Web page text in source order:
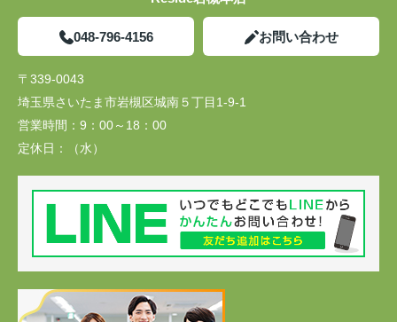
048-796-4156 お問い合わせ
〒339-0043
埼玉県さいたま市岩槻区城南５丁目1-9-1
営業時間： 9：00～18：00
定休日：
（水）